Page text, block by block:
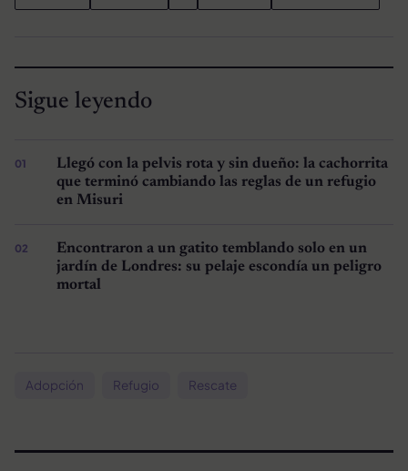
Sigue leyendo
Llegó con la pelvis rota y sin dueño: la cachorrita
que terminó cambiando las reglas de un refugio
en Misuri
Encontraron a un gatito temblando solo en un
jardín de Londres: su pelaje escondía un peligro
mortal
Adopción Refugio Rescate